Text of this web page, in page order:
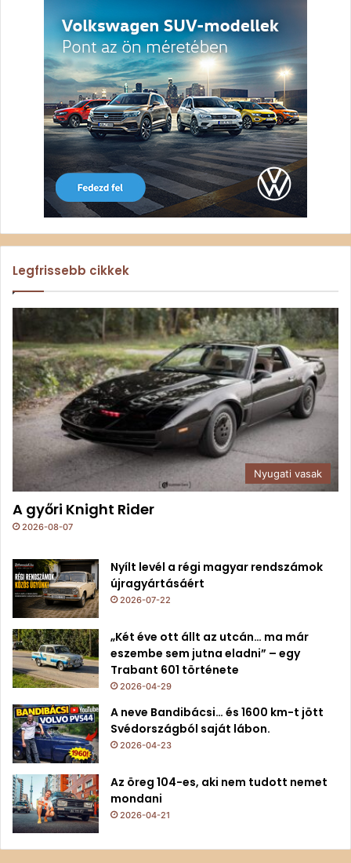
Legfrissebb cikkek
Nyugati vasak
A győri Knight Rider
2026-08-07
Nyílt levél a régi magyar rendszámok
újragyártásáért
2026-07-22
„Két éve ott állt az utcán… ma már
eszembe sem jutna eladni” – egy
Trabant 601 története
2026-04-29
A neve Bandibácsi… és 1600 km-t jött
Svédországból saját lábon.
2026-04-23
Az öreg 104-es, aki nem tudott nemet
mondani
2026-04-21